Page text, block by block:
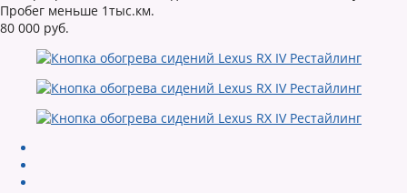
Пробег меньше 1тыс.км.
80 000 руб.